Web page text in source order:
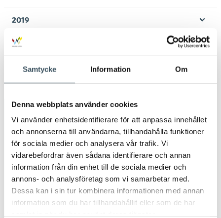
Samtycke Information Om
Denna webbplats använder cookies
Vi använder enhetsidentifierare för att anpassa innehållet
och annonserna till användarna, tillhandahålla funktioner
för sociala medier och analysera vår trafik. Vi
vidarebefordrar även sådana identifierare och annan
information från din enhet till de sociala medier och
annons- och analysföretag som vi samarbetar med.
Dessa kan i sin tur kombinera informationen med annan
information som du har tillhandahållit eller som de har
2019
2018
2017
Avainsanat
Arbetsavtal arbetsavtalsblankett
Arbetsintyg arbetsliv beskattningen
circulär ekonomi coronavirus digitala inköp